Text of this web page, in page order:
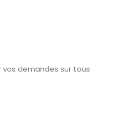
demandes sur tous